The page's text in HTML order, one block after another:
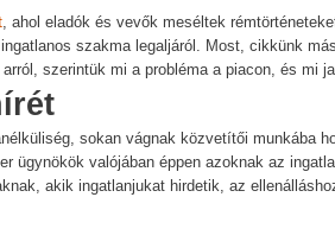
, ahol eladók és vevők meséltek
szakma legaljáról. Most, cikkünk
szerintük mi a probléma a piacon, és mi
sokan vágnak közvetítői munkába
ügynökök valójában éppen azoknak az
akik ingatlanjukat hirdetik, az